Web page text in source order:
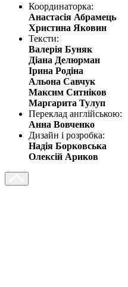
Координаторка:
Анастасія Абрамець
Христина Яковин
Тексти:
Валерія Буняк
Діана Делюрман
Ірина Родіна
Альона Савчук
Максим Ситніков
Маргарита Тулуп
Переклад англійською:
Анна Вовченко
Дизайн і розробка:
Надія Борковська
Олексій Ариков